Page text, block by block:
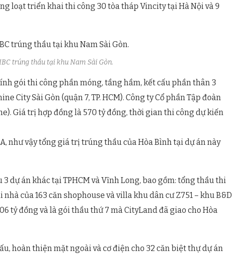
loạt triển khai thi công 30 tòa tháp Vincity tại Hà Nội và 9
trúng thầu tại khu Nam Sài Gòn.
gói thi công phần móng, tầng hầm, kết cấu phần thân 3
City Sài Gòn (quận 7, TP. HCM). Công ty Cổ phần Tập đoàn
Giá trị hợp đồng là 570 tỷ đồng, thời gian thi công dự kiến
như vậy tổng giá trị trúng thầu của Hòa Bình tại dự án này
dự án khác tại TPHCM và Vĩnh Long, bao gồm: tổng thầu thi
của 163 căn shophouse và villa khu dân cư Z751 – khu B&D
tỷ đồng và là gói thầu thứ 7 mà CityLand đã giao cho Hòa
hoàn thiện mặt ngoài và cơ điện cho 32 căn biệt thự dự án